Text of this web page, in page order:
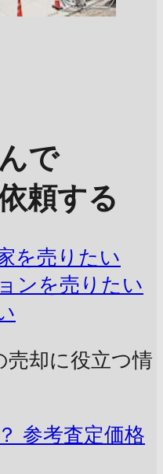
で
頼する
を売りたい
ンを売りたい
売却に役立つ情
参考査定価格